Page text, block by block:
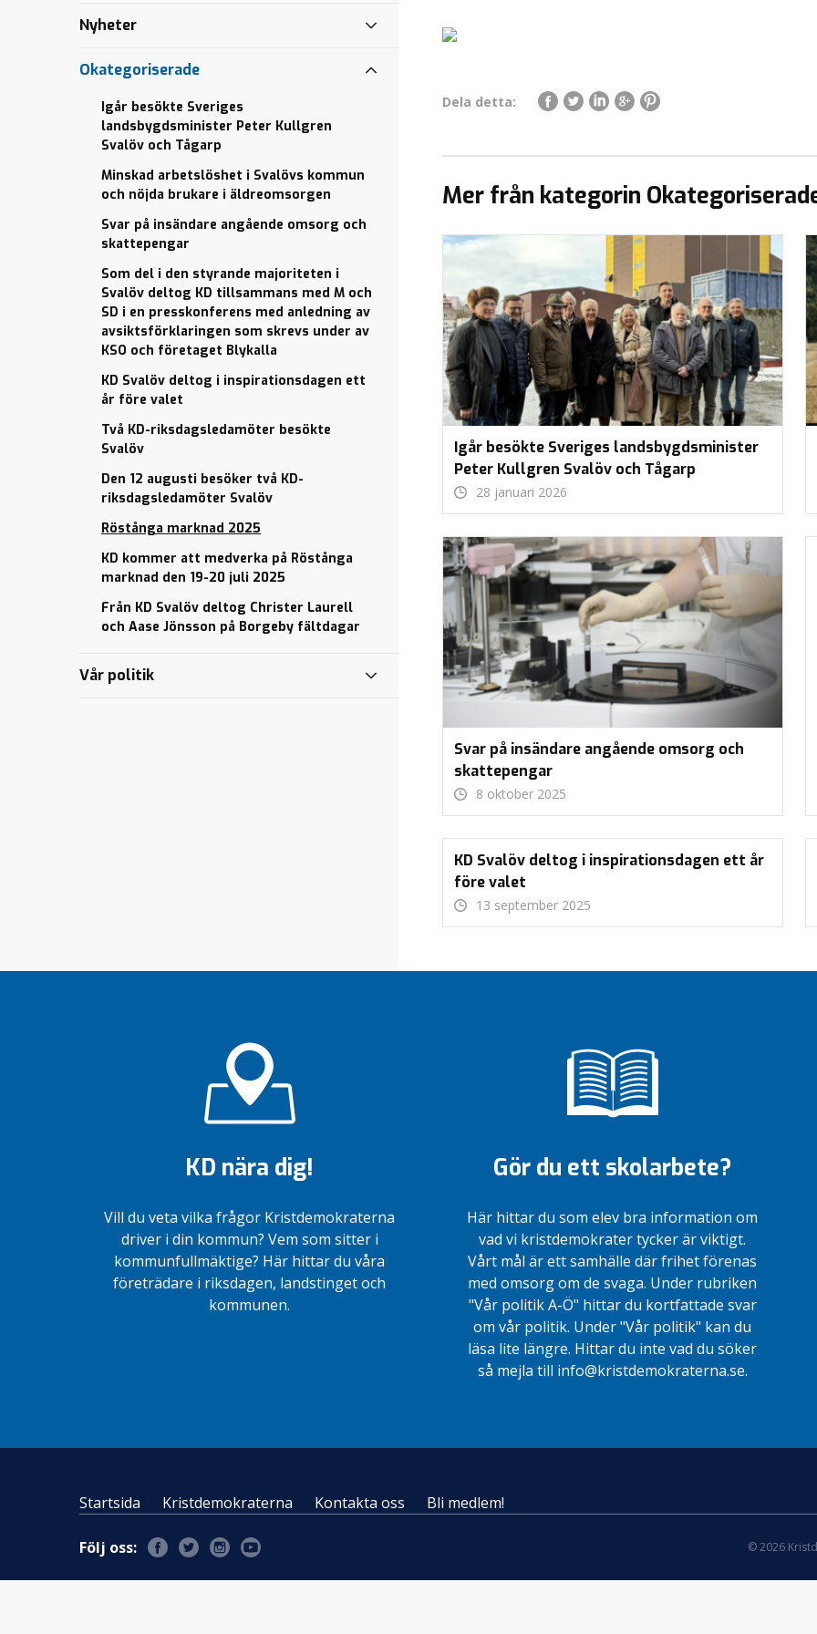
Dela detta:
Mer från kategorin
Igår besökte Sveriges landsbygdsminister
Peter Kullgren Svalöv och Tågarp
28 januari 2026
Svar på insändare angående omsorg och
skattepengar
8 oktober 2025
KD Svalöv deltog i inspirationsdagen ett år
före valet
13 september 2025
omsorg och
för
familjer
Nyheter
Okategoriserade
Igår besökte Sveriges
landsbygdsminister Peter Kullgren
Svalöv och Tågarp
Minskad arbetslöshet i Svalövs kommun
och nöjda brukare i äldreomsorgen
Svar på insändare angående omsorg och
skattepengar
Som del i den styrande majoriteten i
Svalöv deltog KD tillsammans med M och
SD i en presskonferens med anledning av
avsiktsförklaringen som skrevs under av
KSO och företaget Blykalla
KD Svalöv deltog i inspirationsdagen ett
år före valet
Två KD-riksdagsledamöter besökte
Svalöv
Den 12 augusti besöker två KD-
riksdagsledamöter Svalöv
Röstånga marknad 2025
KD kommer att medverka på Röstånga
marknad den 19-20 juli 2025
Från KD Svalöv deltog Christer Laurell
och Aase Jönsson på Borgeby fältdagar
Vår politik
för
familjer
KD nära dig!
Vill du veta vilka frågor Kristdemokraterna
driver i din kommun? Vem som sitter i
kommunfullmäktige? Här hittar du våra
företrädare i riksdagen, landstinget och
kommunen.
Gör du ett skolarbete?
Här hittar du som elev bra information om
vad vi kristdemokrater tycker är viktigt.
Vårt mål är ett samhälle där frihet förenas
med omsorg om de svaga. Under rubriken
"Vår politik A-Ö" hittar du kortfattade svar
om vår politik. Under "Vår politik" kan du
läsa lite längre. Hittar du inte vad du söker
så mejla till info@kristdemokraterna.se.
Startsida Kristdemokraterna Kontakta oss Bli medlem!
Följ oss: © 2026